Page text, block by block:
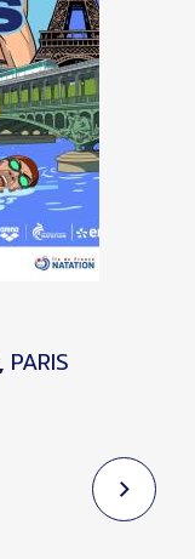
PARIS